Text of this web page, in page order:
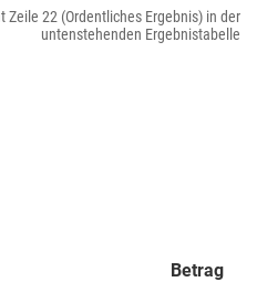
Zeile 22 (Ordentliches Ergebnis) in der
untenstehenden Ergebnistabelle
Betrag